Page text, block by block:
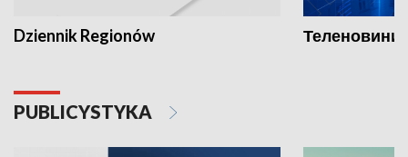
Dziennik Regionów Теленовини
PUBLICYSTYKA